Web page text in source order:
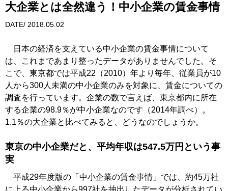
大企業とは全然違う！中小企業の賃金事情
DATE/ 2018.05.02
日本の経済を支えている中小企業の賃金事情について
は、これまであまり整ったデータがありませんでした。そ
こで、東京都では平成22（2010）年より毎年、従業員が10
人から300人未満の中小企業のみを対象に、賃金についての
調査を行っています。企業の数で言えば、東京都内に所在
する企業の98.9％が中小企業なのです（2014年調べ）。
1.1％の大企業と比べてみると、どうなのでしょうか。
東京の中小企業だと、平均年収は547.5万円という事
実
平成29年度版の「中小企業の賃金事情」では、約45万社